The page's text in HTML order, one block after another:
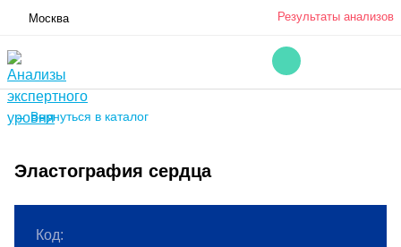
Москва Результаты анализов
← Вернуться в каталог
Эластография сердца
Код: